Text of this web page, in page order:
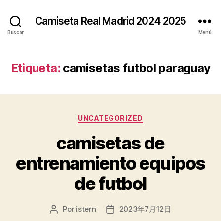
Buscar
Camiseta Real Madrid 2024 2025
Menú
Etiqueta: camisetas futbol paraguay
Categorías
UNCATEGORIZED
camisetas de
entrenamiento equipos
de futbol
Autor
Por istern
Fecha2023年7月12日